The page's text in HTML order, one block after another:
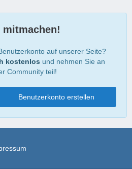
mitmachen!
auf unserer Seite?
kostenlos und nehmen Sie an
Community teil!
Benutzerkonto erstellen